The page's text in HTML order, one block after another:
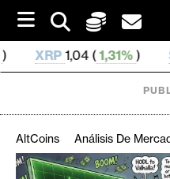
i
p
t
o
SOL 75,56 (
AltCoins Análisis De